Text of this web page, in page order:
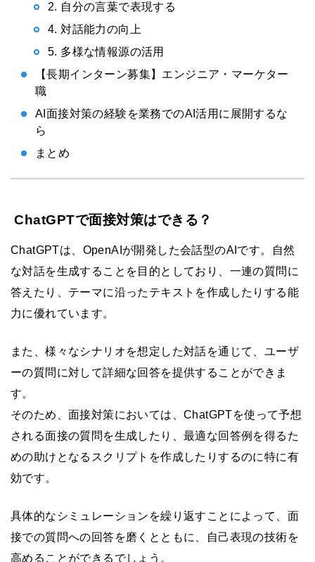
2. 自分の言葉で表現する
4. 対話能力の向上
5. 多様な情報源の活用
【長期インターン募集】エンジニア・マーケター
職
AI面接対策の経験を業務でのAI活用に展開するな
ら
まとめ
ChatGPTで面接対策はできる？
ChatGPTは、OpenAIが開発した会話型のAIです。自然
な対話を生成することを目的としており、一連の質問に
答えたり、テーマに沿ったテキストを作成したりする能
力に優れています。
また、様々なシナリオを想定した対話を通じて、ユーザ
ーの質問に対して詳細な回答を提供することができま
す。
そのため、面接対策においては、ChatGPTを使って予想
される面接の質問を生成したり、最適な回答例を得るた
めの助けとなるスクリプトを作成したりするのに特に有
効です。
具体的なシミュレーションを繰り返すことによって、面
接での質問への回答を磨くとともに、自己表現の技術を
高めることができるでしょう。